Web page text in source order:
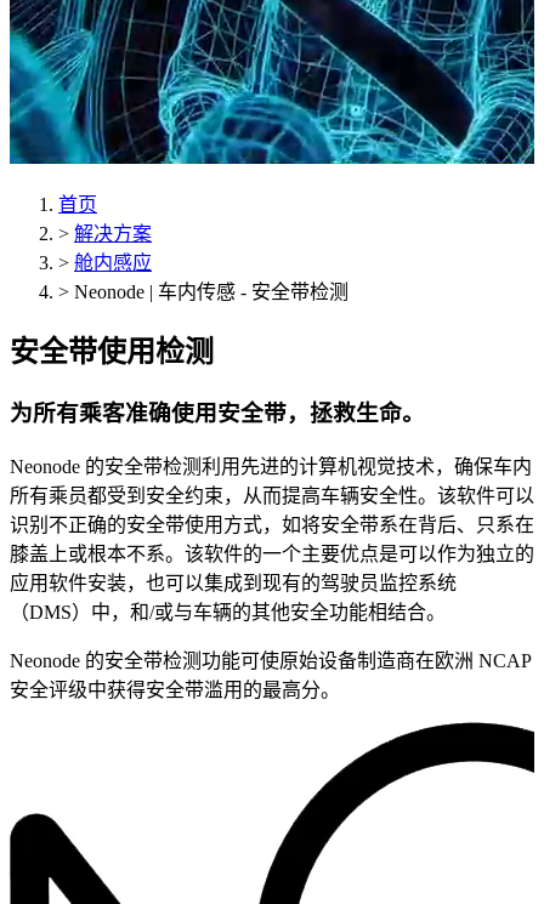
首页
> 解决方案
> 舱内感应
> Neonode | 车内传感 - 安全带检测
安全带使用检测
为所有乘客准确使用安全带，拯救生命。
Neonode 的安全带检测利用先进的计算机视觉技术，确保车内
所有乘员都受到安全约束，从而提高车辆安全性。该软件可以
识别不正确的安全带使用方式，如将安全带系在背后、只系在
膝盖上或根本不系。该软件的一个主要优点是可以作为独立的
应用软件安装，也可以集成到现有的驾驶员监控系统
（DMS）中，和/或与车辆的其他安全功能相结合。
Neonode 的安全带检测功能可使原始设备制造商在欧洲 NCAP
安全评级中获得安全带滥用的最高分。